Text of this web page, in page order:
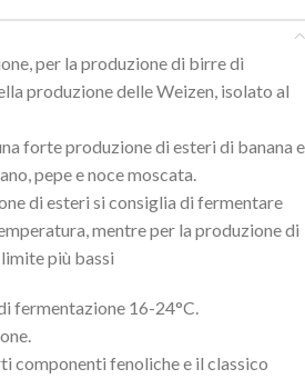
per la produzione di birre di
produzione delle Weizen, isolato al
forte produzione di esteri di banana e
pepe e noce moscata.
di esteri si consiglia di fermentare
mentre per la produzione di
più bassi
fermentazione 16-24°C.
componenti fenoliche e il classico